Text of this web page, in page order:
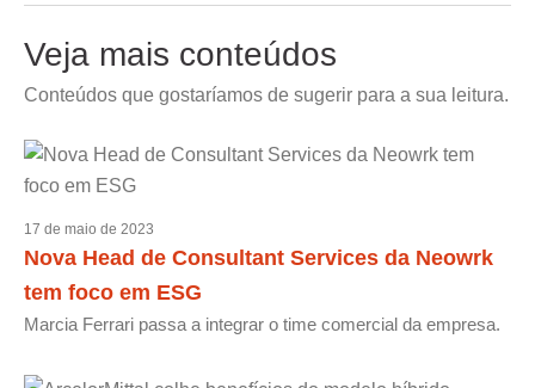
Veja mais conteúdos
Conteúdos que gostaríamos de sugerir para a sua leitura.
17 de maio de 2023
Nova Head de Consultant Services da Neowrk
tem foco em ESG
Marcia Ferrari passa a integrar o time comercial da empresa.